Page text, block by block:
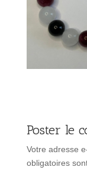
Poster le
Votre adresse
obligatoires